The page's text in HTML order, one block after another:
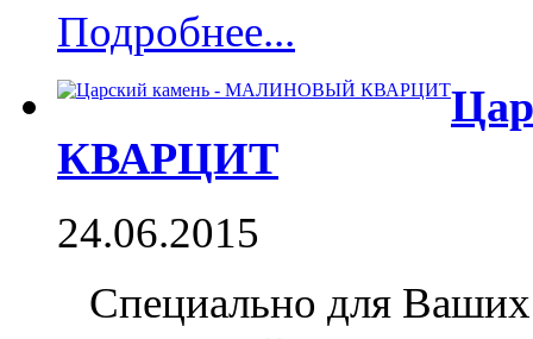
Подробнее...
КВАРЦИТ
24.06.2015
Специально для